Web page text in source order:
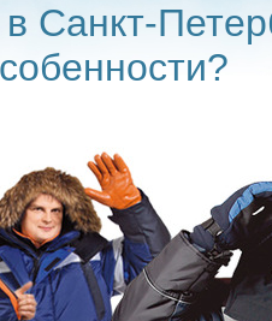
Санкт-